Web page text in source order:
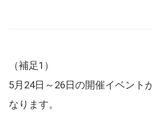
（補足1）
5月24日～26日の開催イベント
なります。